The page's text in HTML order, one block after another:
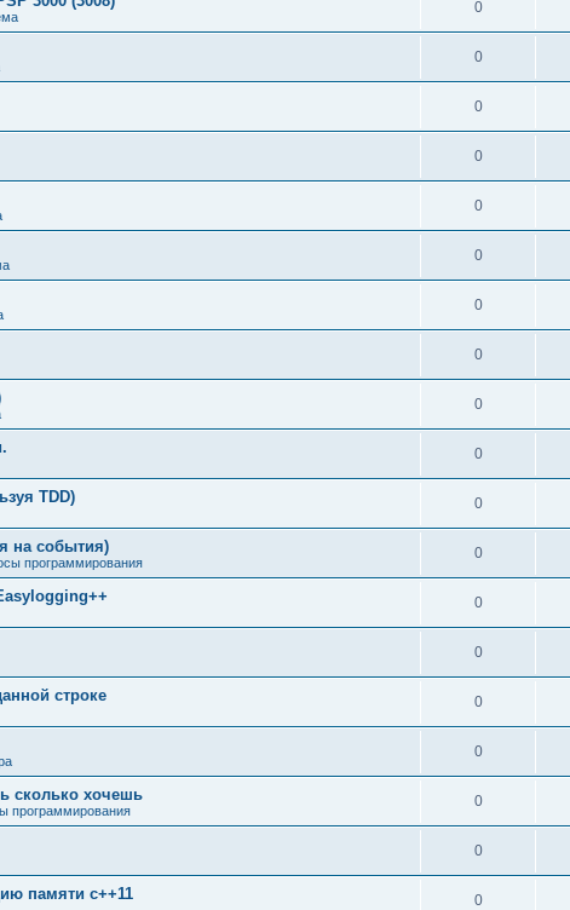
0
0
0
0
0
0
0
0
0
0
TDD) 0
на события)
программирования
0
0
0
строке 0
0
сколько хочешь
программирования
0
0
памяти c++11 0